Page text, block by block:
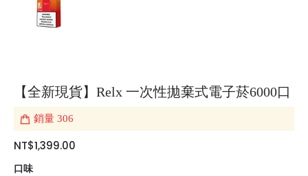
【全新現貨】Relx 一次性拋棄式電子菸6000口
銷量 306
NT$1,399.00
口味